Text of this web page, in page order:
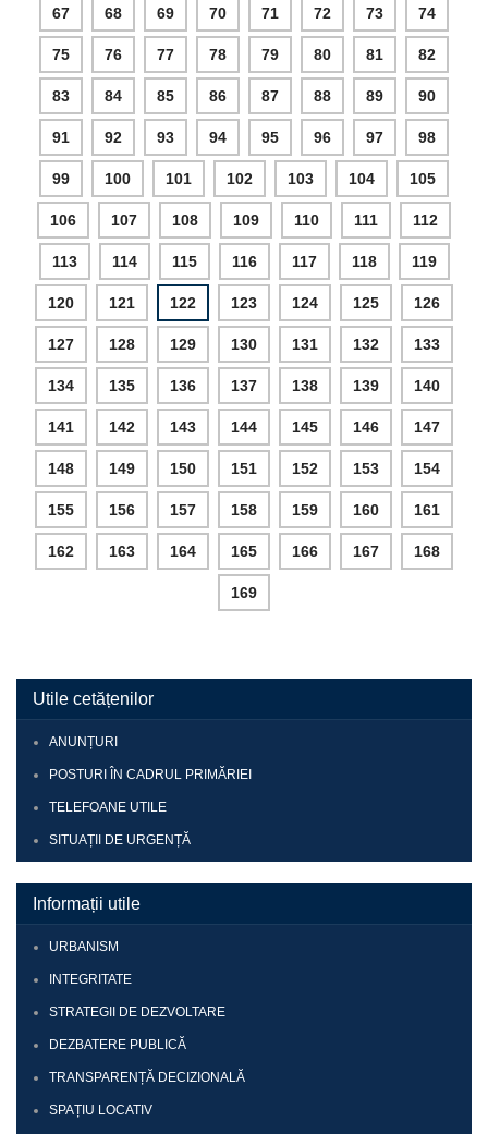
67 68 69 70 71 72 73 74
75 76 77 78 79 80 81 82
83 84 85 86 87 88 89 90
91 92 93 94 95 96 97 98
99 100 101 102 103 104 105
106 107 108 109 110 111 112
113 114 115 116 117 118 119
120 121 122 123 124 125 126
127 128 129 130 131 132 133
134 135 136 137 138 139 140
141 142 143 144 145 146 147
148 149 150 151 152 153 154
155 156 157 158 159 160 161
162 163 164 165 166 167 168
169
Utile cetățenilor
ANUNȚURI
POSTURI ÎN CADRUL PRIMĂRIEI
TELEFOANE UTILE
SITUAȚII DE URGENȚĂ
Informații utile
URBANISM
INTEGRITATE
STRATEGII DE DEZVOLTARE
DEZBATERE PUBLICĂ
TRANSPARENȚĂ DECIZIONALĂ
SPAȚIU LOCATIV